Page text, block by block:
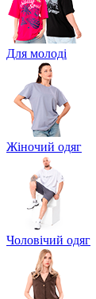
Для молоді
Жіночий одяг
Чоловічий одяг